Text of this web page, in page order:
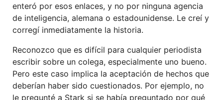
enteró por esos enlaces, y no por ninguna agencia
de inteligencia, alemana o estadounidense. Le creí y
corregí inmediatamente la historia.
Reconozco que es difícil para cualquier periodista
escribir sobre un colega, especialmente uno bueno.
Pero este caso implica la aceptación de hechos que
deberían haber sido cuestionados. Por ejemplo, no
le pregunté a Stark si se había preguntado por qué